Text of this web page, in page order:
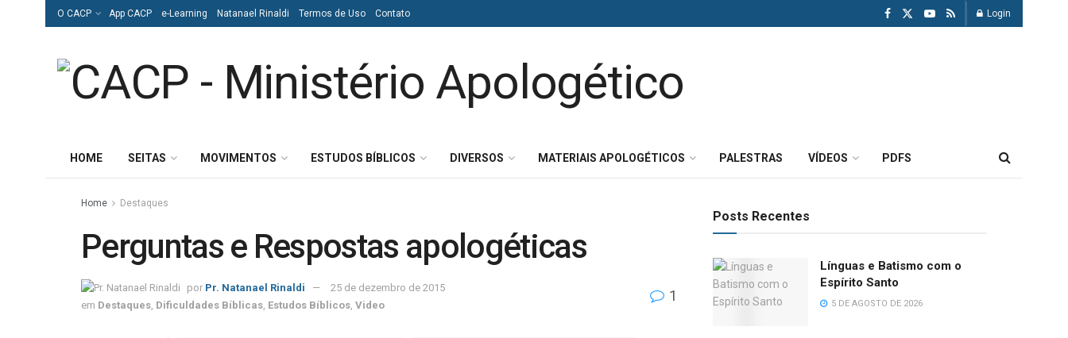
O CACP App CACP e-Learning Natanael Rinaldi Termos de Uso Contato Login
HOME SEITAS MOVIMENTOS ESTUDOS BÍBLICOS DIVERSOS MATERIAIS APOLOGÉTICOS PALESTRAS VÍDEOS PDFS
Home Destaques
Perguntas e Respostas apologéticas
por Pr. Natanael Rinaldi
25 de dezembro de 2015
em Destaques, Dificuldades Bíblicas, Estudos Bíblicos, Video
1
Posts Recentes
Línguas e Batismo com o
Espírito Santo
5 DE AGOSTO DE 2026